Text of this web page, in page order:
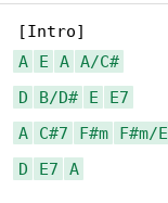
A
E A A/C#
D
B/D# E
E7
A
C#7 F#m
F#m/E
D
E7 A